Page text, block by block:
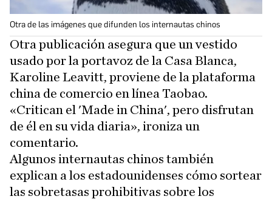
Otra de las imágenes que difunden los internautas chinos
Otra publicación asegura que un vestido
usado por la portavoz de la Casa Blanca,
Karoline Leavitt, proviene de la plataforma
china de comercio en línea Taobao.
«Critican el 'Made in China', pero disfrutan
de él en su vida diaria», ironiza un
comentario.
Algunos internautas chinos también
explican a los estadounidenses cómo sortear
las sobretasas prohibitivas sobre los